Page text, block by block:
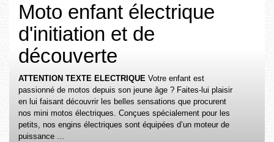
Moto enfant électrique
d'initiation et de
découverte
ATTENTION TEXTE ELECTRIQUE Votre enfant est
passionné de motos depuis son jeune âge ? Faites-lui plaisir
en lui faisant découvrir les belles sensations que procurent
nos mini motos électriques. Conçues spécialement pour les
petits, nos engins électriques sont équipées d’un moteur de
puissance ...